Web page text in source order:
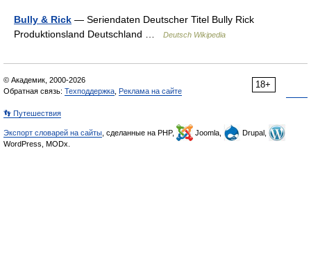
Bully & Rick — Seriendaten Deutscher Titel Bully Rick
Produktionsland Deutschland …
Deutsch Wikipedia
18+
© Академик, 2000-2026
Обратная связь: Техподдержка Реклама на сайте
👣 Путешествия
Экспорт словарей на сайты , сделанные на PHP, Joomla,
Drupal,
WordPress, MODx.